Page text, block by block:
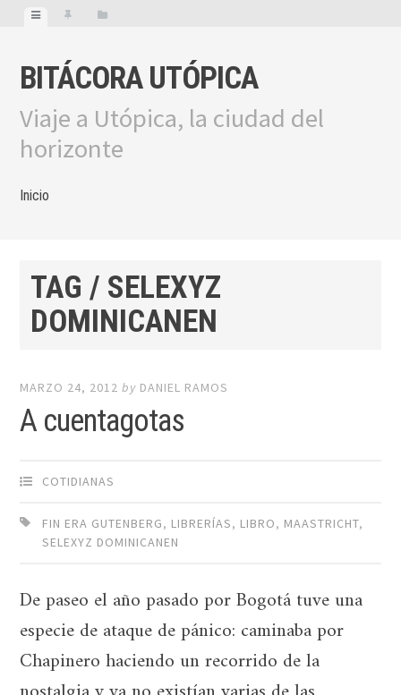
BITÁCORA UTÓPICA
Viaje a Utópica, la ciudad del
horizonte
Inicio
TAG / SELEXYZ
DOMINICANEN
MARZO 24, 2012 by DANIEL RAMOS
A cuentagotas
COTIDIANAS
FIN ERA GUTENBERG, LIBRERÍAS, LIBRO, MAASTRICHT,
SELEXYZ DOMINICANEN
De paseo el año pasado por Bogotá tuve una
especie de ataque de pánico: caminaba por
Chapinero haciendo un recorrido de la